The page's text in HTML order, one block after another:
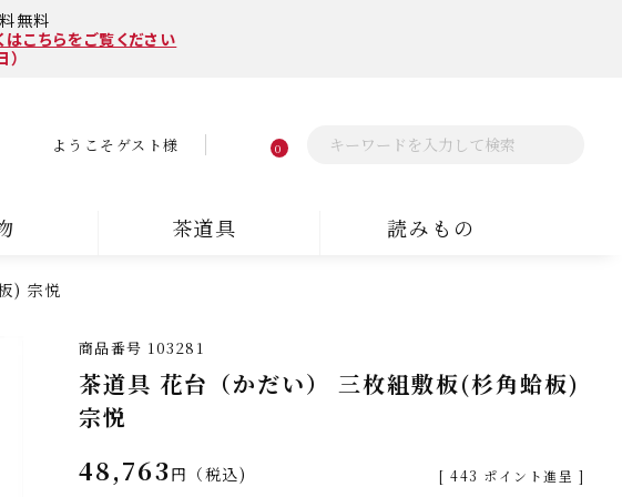
無料
はこちらをご覧ください
ようこそゲスト様 0
茶道具 読みもの
) 宗悦
商品番号 103281
茶道具 花台（かだい） 三枚組敷板(杉角蛤板)
宗悦
48,763 税込 [ 443 ポイント進呈 ]